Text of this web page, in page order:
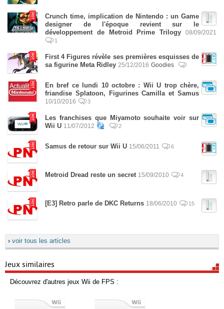
Crunch time, implication de Nintendo : un Game
designer de l'époque revient sur le
développement de Metroid Prime Trilogy
08/09/2021
1
First 4 Figures révèle ses premières esquisses de
sa figurine Meta Ridley 25/12/2016 Goodies
En bref ce lundi 10 octobre : Wii U trop chère,
friandise Splatoon, Figurines Camilla et Samus
10/10/2016 3
Les franchises que Miyamoto souhaite voir sur
Wii U 11/07/2012 2
Samus de retour sur Wii U 15/06/2011 6
Metroid Dread reste un secret 15/09/2010 4
[E3] Retro parle de DKC Returns 18/06/2010 15
› voir tous les articles
Jeux similaires
Découvrez d'autres jeux Wii de FPS :